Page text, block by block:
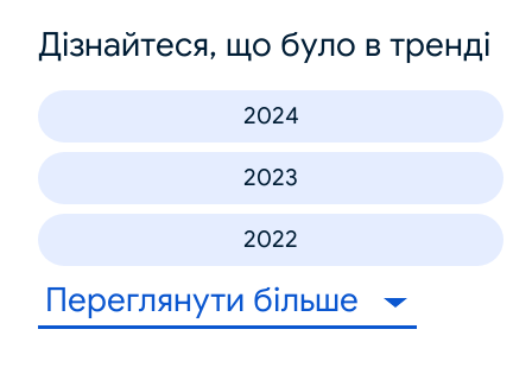
Дізнайтеся, що було в тренді
2024
2023
2022
Переглянути більше